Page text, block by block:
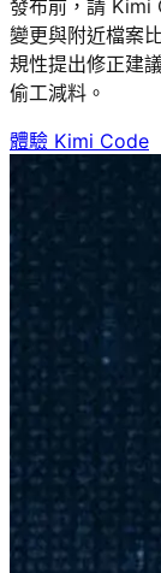
發布前，請 Kimi
變更與附近檔案
規性提出修正建
偷工減料。
體驗 Kimi Code